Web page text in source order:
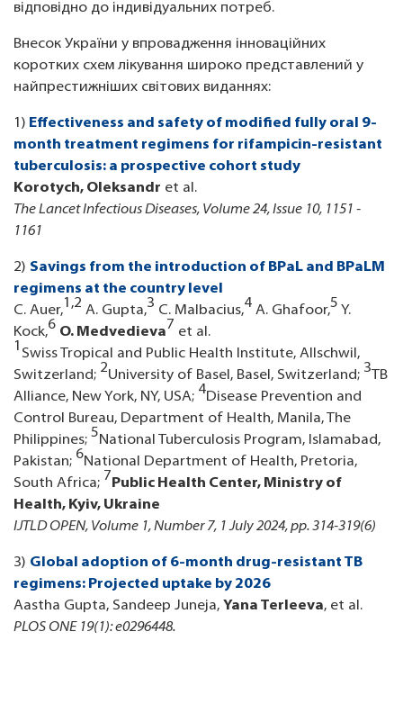
відповідно до індивідуальних потреб.
Внесок України у впровадження інноваційних
коротких схем лікування широко представлений у
найпрестижніших світових виданнях:
1) Effectiveness and safety of modified fully oral 9-
month treatment regimens for rifampicin-resistant
tuberculosis: a prospective cohort study
Korotych, Oleksandr et al.
The Lancet Infectious Diseases, Volume 24, Issue 10, 1151 -
1161
2) Savings from the introduction of BPaL and BPaLM
regimens at the country level
C. Auer,1,2 A. Gupta,3 C. Malbacius,4 A. Ghafoor,5 Y.
Kock,6 O. Medvedieva7 et al.
1 Swiss Tropical and Public Health Institute, Allschwil,
Switzerland; 2University of Basel, Basel, Switzerland; 3 TB
Alliance, New York, NY, USA; 4Disease Prevention and
Control Bureau, Department of Health, Manila, The
Philippines; 5National Tuberculosis Program, Islamabad,
Pakistan; 6National Department of Health, Pretoria,
South Africa; 7Public Health Center, Ministry of
Health, Kyiv, Ukraine
IJTLD OPEN, Volume 1, Number 7, 1 July 2024, pp. 314-319(6)
3) Global adoption of 6-month drug-resistant TB
regimens: Projected uptake by 2026
Aastha Gupta, Sandeep Juneja, Yana Terleeva, et al.
PLOS ONE 19(1): e0296448.